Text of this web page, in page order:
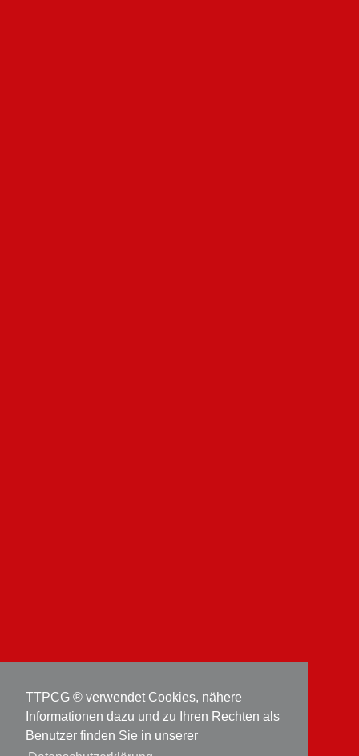
TTPCG ® verwendet Cookies, nähere
Informationen dazu und zu Ihren Rechten als
Benutzer finden Sie in unserer